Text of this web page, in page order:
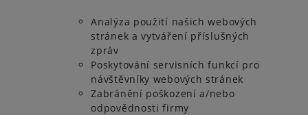
Analýza použití našich webových
stránek a vytváření příslušných
zpráv
Poskytování servisních funkcí pro
návštěvníky webových stránek
Zabránění poškození a/nebo
odpovědnosti firmy